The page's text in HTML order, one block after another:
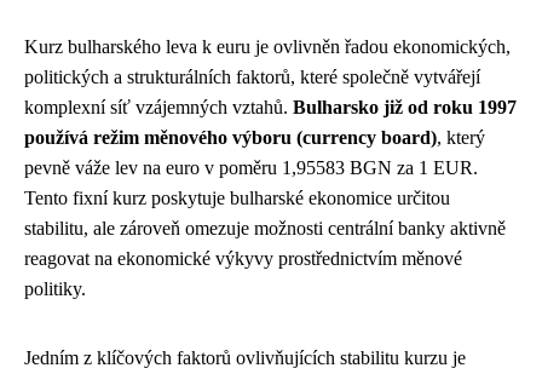
Kurz bulharského leva k euru je ovlivněn řadou ekonomických,
politických a strukturálních faktorů, které společně vytvářejí
komplexní síť vzájemných vztahů. Bulharsko již od roku 1997
používá režim měnového výboru (currency board), který
pevně váže lev na euro v poměru 1,95583 BGN za 1 EUR.
Tento fixní kurz poskytuje bulharské ekonomice určitou
stabilitu, ale zároveň omezuje možnosti centrální banky aktivně
reagovat na ekonomické výkyvy prostřednictvím měnové
politiky.
Jedním z klíčových faktorů ovlivňujících stabilitu kurzu je